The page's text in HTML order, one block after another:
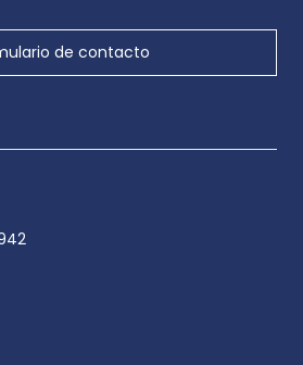
de contacto